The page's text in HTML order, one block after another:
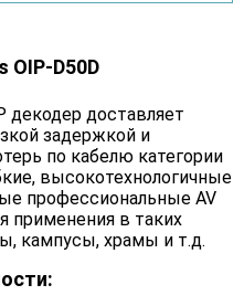
OIP-D50D
декодер доставляет
задержкой и
по кабелю категории
высокотехнологичные
профессиональные AV
применения в таких
кампусы, храмы и т.д.